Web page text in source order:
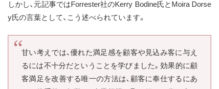
しかし、元記事ではForrester社のKerry Bodine氏とMoira Dorse
y氏の言葉として、こう述べられています。
甘い考えでは、優れた満足感を顧客や見込み客に与え
るには不十分だということを学びました。効果的に顧
客満足を改善する唯一の方法は、顧客に奉仕するにあ